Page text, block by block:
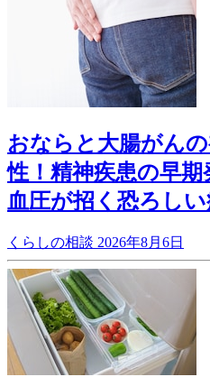
おならと大腸がん
性！精神疾患の早
血圧が招く恐ろし
くらしの相談 2026年8月6日